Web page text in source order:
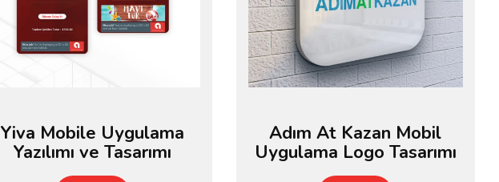
Yiva Mobile Uygulama
Yazılımı ve Tasarımı
Adım At Kazan Mobil
Uygulama Logo Tasarımı